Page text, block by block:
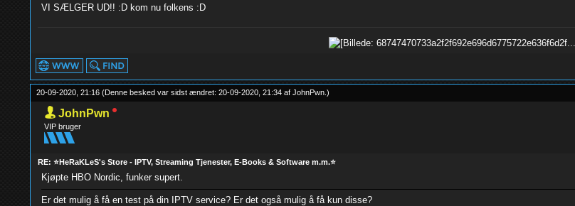
VI SÆLGER UD!! :D kom nu folkens :D
20-09-2020, 21:16 (Denne besked var sidst ændret: 20-09-2020, 21:34 af JohnPwn. )
JohnPwn
VIP bruger
RE: ⭐HeRaKLeS's Store - IPTV, Streaming Tjenester, E-Books & Software m.m.⭐
Kjøpte HBO Nordic, funker supert.
Er det mulig å få en test på din IPTV service? Er det også mulig å få kun disse?